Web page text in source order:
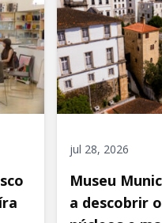
jul 28, 2026
Museu
a descobrir